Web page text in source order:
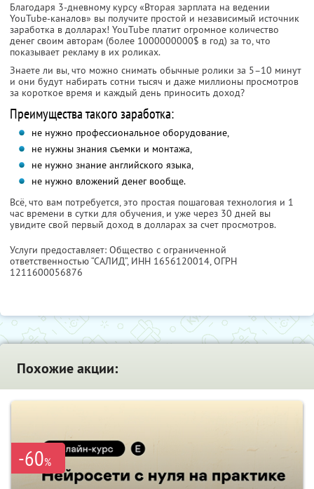
Благодаря 3-дневному курсу «Вторая зарплата на ведении
YouTube-каналов» вы получите простой и независимый источник
заработка в долларах! YouTube платит огромное количество
денег своим авторам (более 1000000000$ в год) за то, что
показывает рекламу в их роликах.
Знаете ли вы, что можно снимать обычные ролики за 5–10 минут
и они будут набирать сотни тысяч и даже миллионы просмотров
за короткое время и каждый день приносить доход?
Преимущества такого заработка:
не нужно профессиональное оборудование,
не нужны знания съемки и монтажа,
не нужно знание английского языка,
не нужно вложений денег вообще.
Всё, что вам потребуется, это простая пошаговая технология и 1
час времени в сутки для обучения, и уже через 30 дней вы
увидите свой первый доход в долларах за счет просмотров.
Услуги предоставляет: Общество с ограниченной
ответственностью “САЛИД”, ИНН 1656120014, ОГРН
1211600056876
Похожие акции:
-60%